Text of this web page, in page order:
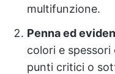
multifunzione.
Penna ed
colori e
punti critici o